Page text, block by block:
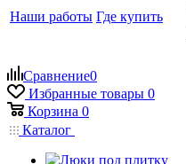
Наши работы Где купить
Сравнение0
Избранные товары 0
Корзина 0
Каталог